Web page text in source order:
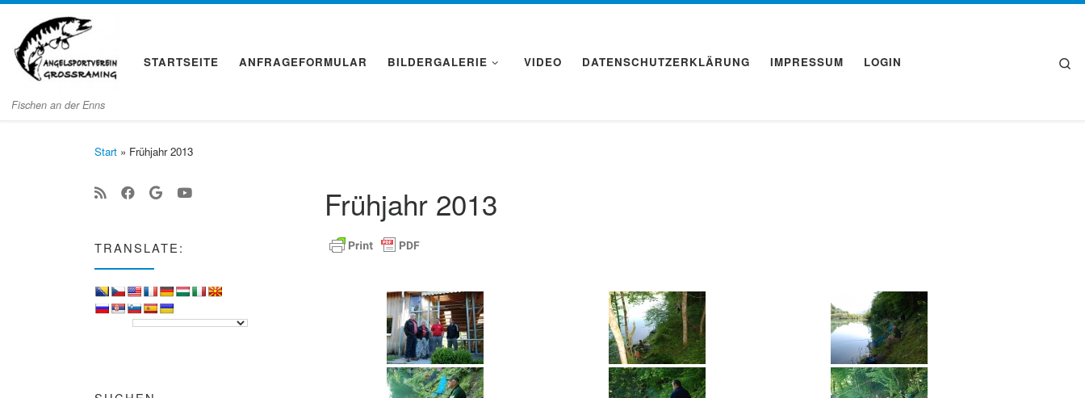
Zum Inhalt springen
Fischen an der Enns
STARTSEITE ANFRAGEFORMULAR BILDERGALERIE VIDEO DATENSCHUTZERKLÄRUNG IMPRESSUM LOGIN
Start » Frühjahr 2013
Frühjahr 2013
TRANSLATE: